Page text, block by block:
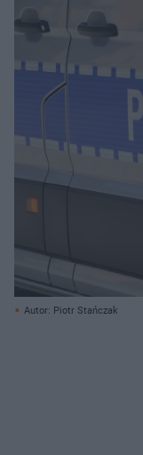
Autor: Piotr Stańczak